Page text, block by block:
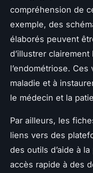
compréhension de
exemple, des
élaborés peuvent
d’illustrer
l’endométriose.
maladie et à
le médecin et la
Par ailleurs, les
liens vers des
des outils d’aide à
accès rapide à des